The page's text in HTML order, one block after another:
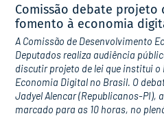
Comissão debate
fomento à economia
A Comissão de Desenvolvimento
Deputados realiza audiência
discutir projeto de lei que institui o
Economia Digital no Brasil. O
Jadyel Alencar (Republicanos-PI),
marcado para as 10 horas, no